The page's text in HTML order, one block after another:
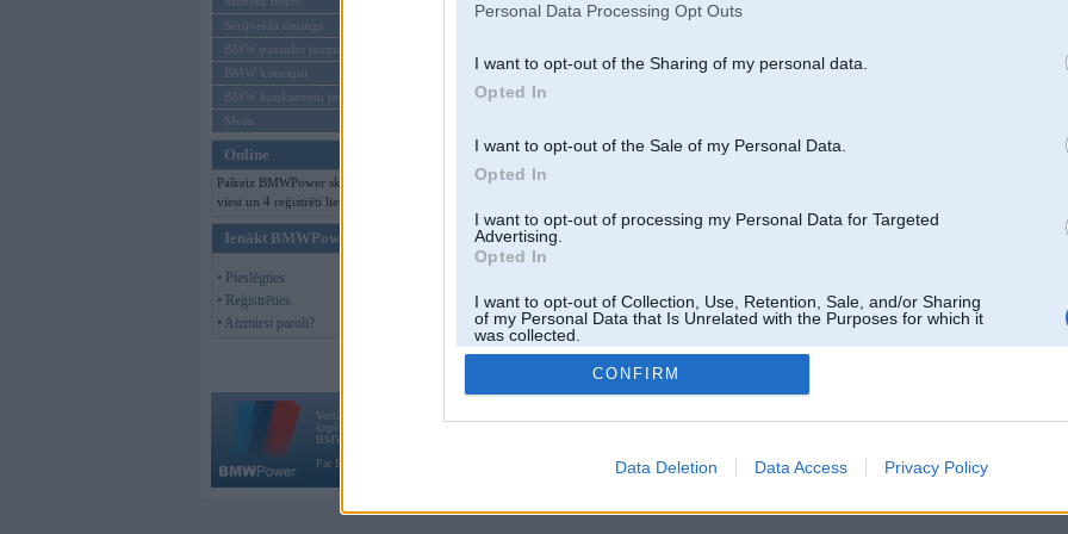
Personal Data Processing Opt Outs
I want to opt-out of the Sharing of my personal data.
Opted In
I want to opt-out of the Sale of my Personal Data.
Opted In
I want to opt-out of processing my Personal Data for Targeted
Advertising.
Opted In
I want to opt-out of Collection, Use, Retention, Sale, and/or Sharing
of my Personal Data that Is Unrelated with the Purposes for which it
was collected.
Opted Out
CONFIRM
Data Deletion Data Access Privacy Policy
Sērijveida tūnings
BMW pasaules jaunumi
BMW koncepti
BMW konkurentu jaunumi
Moto
Online
Pašreiz BMWPower skatās 103
viesi un 4 reģistrēti lietotāji.
Ienākt BMWPower
• Pieslēgties
• Reģistrēties
• Aizmirsi paroli?
Vortāls BMWPower.lv darbojas
kopš 2002. gada 14. maija. Tas nav auto klubs un nav saistīts ar
BMW AG.
Par BMWPower